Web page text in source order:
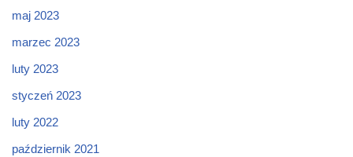
maj 2023
marzec 2023
luty 2023
styczeń 2023
luty 2022
październik 2021